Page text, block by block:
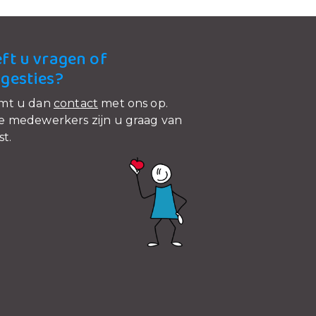
u vragen of
u dan contact met ons op.
medewerkers zijn u graag van